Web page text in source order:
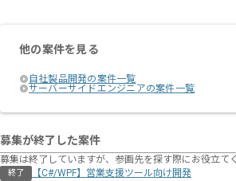
他の案件を見る
自社製品開発の案件一覧
サーバーサイドエンジニアの案件一覧
募集が終了した案件
募集は終了していますが、参画先を探す際にお役立て
終了 【C#/WPF】営業支援ツール向け開発